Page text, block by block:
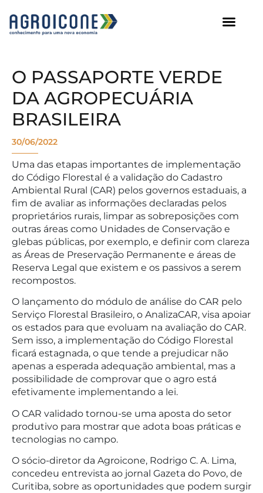
O PASSAPORTE VERDE
DA AGROPECUÁRIA
BRASILEIRA
30/06/2022
Uma das etapas importantes de implementação
do Código Florestal é a validação do Cadastro
Ambiental Rural (CAR) pelos governos estaduais, a
fim de avaliar as informações declaradas pelos
proprietários rurais, limpar as sobreposições com
outras áreas como Unidades de Conservação e
glebas públicas, por exemplo, e definir com clareza
as Áreas de Preservação Permanente e áreas de
Reserva Legal que existem e os passivos a serem
recompostos.
O lançamento do módulo de análise do CAR pelo
Serviço Florestal Brasileiro, o AnalizaCAR, visa apoiar
os estados para que evoluam na avaliação do CAR.
Sem isso, a implementação do Código Florestal
ficará estagnada, o que tende a prejudicar não
apenas a esperada adequação ambiental, mas a
possibilidade de comprovar que o agro está
efetivamente implementando a lei.
O CAR validado tornou-se uma aposta do setor
produtivo para mostrar que adota boas práticas e
tecnologias no campo.
O sócio-diretor da Agroicone, Rodrigo C. A. Lima,
concedeu entrevista ao jornal Gazeta do Povo, de
Curitiba, sobre as oportunidades que podem surgir